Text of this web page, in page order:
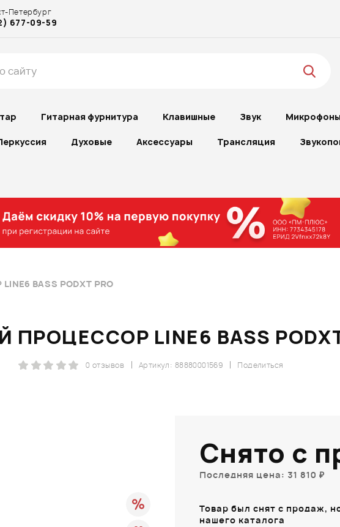
Петербург
677-09-59
Гитарная фурнитура Клавишные Звук Микрофоны
Духовые Аксессуары Трансляция
BASS PODXT PRO
LINE6 BASS
Поделиться
Артикул: 88880001569
0 отзывов
Снято с
Последняя цена: 31 810 ₽
Товар был снят с продаж,
нашего каталога